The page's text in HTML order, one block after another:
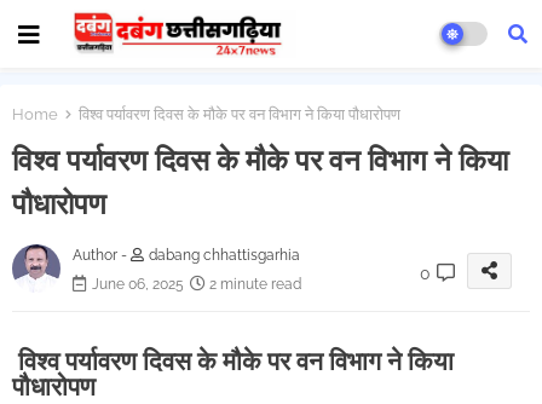
Home विश्व पर्यावरण दिवस के मौके पर वन विभाग ने किया पौधारोपण
विश्व पर्यावरण दिवस के मौके पर वन विभाग ने किया
पौधारोपण
Author -
dabang chhattisgarhia
June 06, 2025
2 minute read
0
विश्व पर्यावरण दिवस के मौके पर वन विभाग ने किया
पौधारोपण